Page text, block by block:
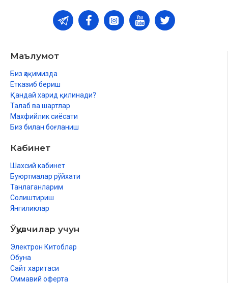
Маълумот
Биз ҳақимизда
Етказиб бериш
Қандай харид қилинади?
Талаб ва шартлар
Махфийлик сиёсати
Биз билан боғланиш
Кабинет
Шахсий кабинет
Буюртмалар рўйхати
Танлаганларим
Солиштириш
Янгиликлар
Ўқувчилар учун
Электрон Китоблар
Обуна
Сайт харитаси
Оммавий оферта